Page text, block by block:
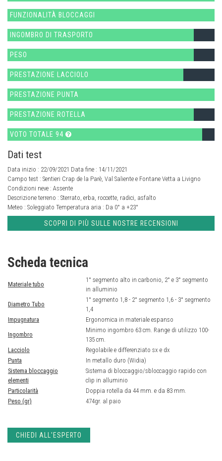
FUNZIONALITÀ BLOCCAGGI
INGOMBRO DI TRASPORTO
PESO
PRESTAZIONE LACCIOLO
PRESTAZIONE PUNTA
PRESTAZIONE ROTELLA
VOTO TOTALE 94
Dati test
Data inizio : 22/09/2021 Data fine : 14/11/2021
Campo test : Sentieri Crap de la Parè, Val Saliente e Fontane Vetta a Livigno
Condizioni neve : Assente
Descrizione terreno : Sterrato, erba, roccette, radici, asfalto
Meteo : Soleggiato Temperatura aria : Da 0° a +23°
SCOPRI DI PIÙ SULLE NOSTRE RECENSIONI
Scheda tecnica
Materiale tubo
1° segmento alto in carbonio, 2° e 3° segmento
in alluminio
Diametro Tubo
1° segmento 1,8 - 2° segmento 1,6 - 3° segmento
1,4
Impugnatura
Ergonomica in materiale espanso
Ingombro
Minimo ingombro 63 cm. Range di utilizzo 100-
135 cm.
Lacciolo
Regolabile e differenziato sx e dx
Punta
In metallo duro (Widia)
Sistema bloccaggio
elementi
Sistema di bloccaggio/sbloccaggio rapido con
clip in alluminio
Particolarità
Doppia rotella da 44 mm. e da 83 mm.
Peso (gr)
474gr. al paio
CHIEDI ALL'ESPERTO